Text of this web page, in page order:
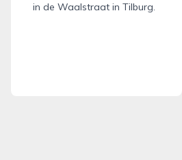
in de Waalstraat in Tilburg.